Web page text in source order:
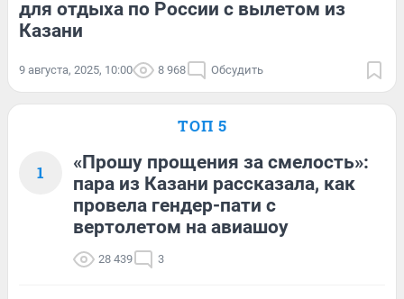
для отдыха по России с вылетом из
Казани
9 августа, 2025, 10:00 8 968 Обсудить
ТОП 5
1
«Прошу прощения за смелость»:
пара из Казани рассказала, как
провела гендер-пати с
вертолетом на авиашоу
28 439 3